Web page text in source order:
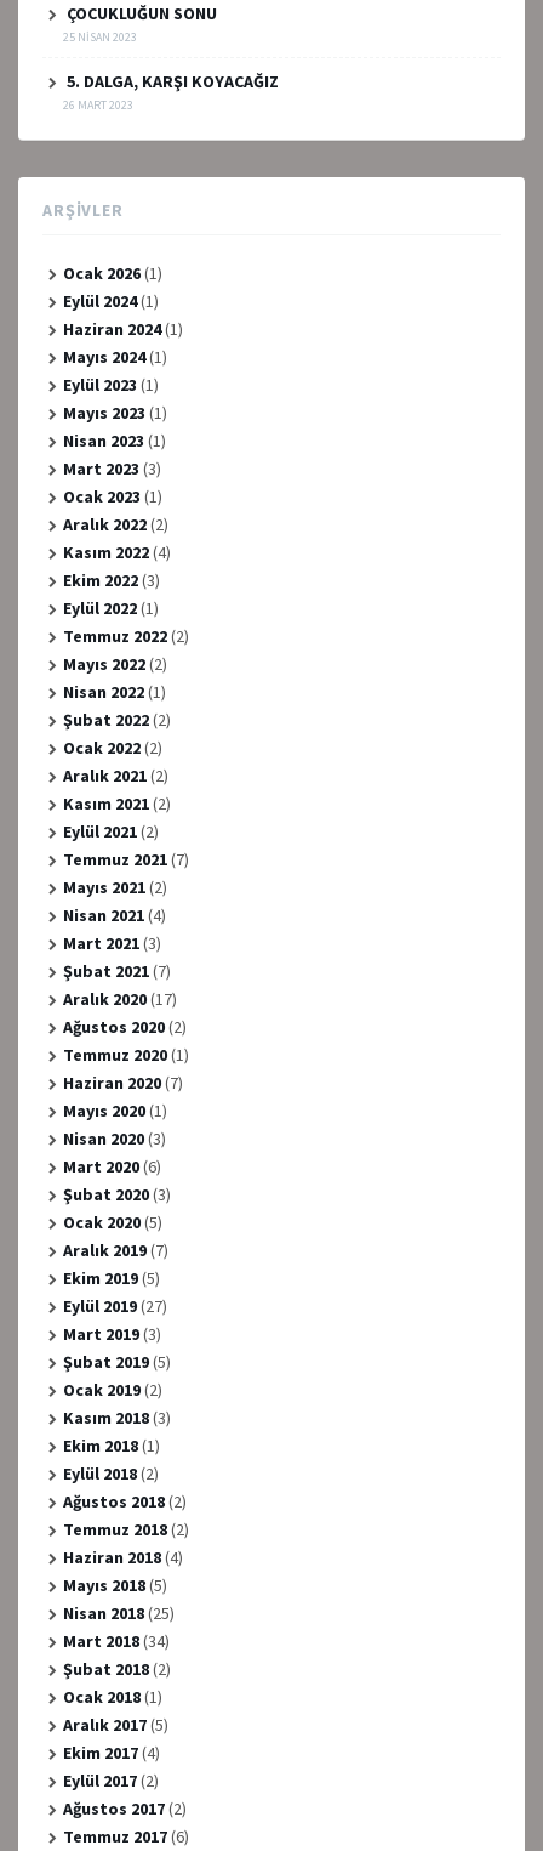
ÇOCUKLUĞUN SONU
25 NISAN 2023
5. DALGA, KARŞI KOYACAĞIZ
26 MART 2023
ARŞIVLER
Ocak 2026(1)
Eylül 2024(1)
Haziran 2024(1)
Mayıs 2024(1)
Eylül 2023 (1)
Mayıs 2023 (1)
Nisan 2023 (1)
Mart 2023 (3)
Ocak 2023 (1)
Aralık 2022(2)
Kasım 2022(4)
Ekim 2022(3)
Eylül 2022(1)
Temmuz 2022(2)
Mayıs 2022(2)
Nisan 2022(1)
Şubat 2022(2)
Ocak 2022(2)
Aralık 2021(2)
Kasım 2021(2)
Eylül 2021(2)
Temmuz 2021(7)
Mayıs 2021(2)
Nisan 2021(4)
Mart 2021(3)
Şubat 2021(7)
Aralık 2020(17)
Ağustos 2020(2)
Temmuz 2020(1)
Haziran 2020(7)
Mayıs 2020(1)
Nisan 2020(3)
Mart 2020(6)
Şubat 2020(3)
Ocak 2020(5)
Aralık 2019(7)
Ekim 2019(5)
Eylül 2019(27)
Mart 2019(3)
Şubat 2019(5)
Ocak 2019(2)
Kasım 2018(3)
Ekim 2018(1)
Eylül 2018(2)
Ağustos 2018(2)
Temmuz 2018(2)
Haziran 2018(4)
Mayıs 2018(5)
Nisan 2018(25)
Mart 2018(34)
Şubat 2018(2)
Ocak 2018(1)
Aralık 2017(5)
Ekim 2017(4)
Eylül 2017(2)
Ağustos 2017(2)
Temmuz 2017(6)